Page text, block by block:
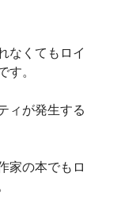
なくてもロイ
す。
ィが発生する
家の本でもロ